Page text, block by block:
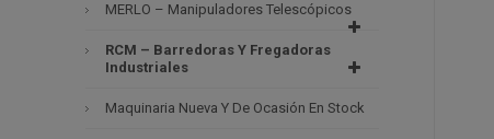
MERLO – Manipuladores Telescópicos
RCM – Barredoras Y Fregadoras
Industriales
Maquinaria Nueva Y De Ocasión En Stock